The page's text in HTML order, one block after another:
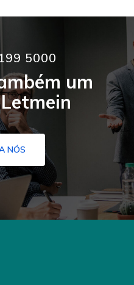
5000
um
NÓS